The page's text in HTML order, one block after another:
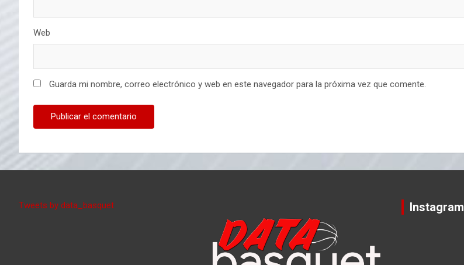
Web
Guarda mi nombre, correo electrónico y web en este navegador para la próxima vez que comente.
Tweets by data_basquet Instagram